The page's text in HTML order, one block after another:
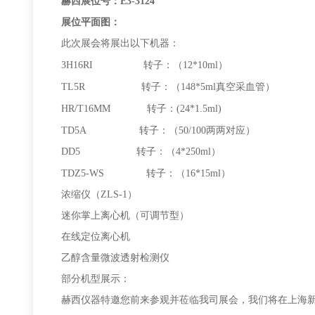
展位平面图：
此次展会将展出以下机器：
3H16RI 转子：（12*10ml）
TL5R 转子：（148*5ml真空采血管）
HR/T16MM 转子：(24*1.5ml)
TD5A
转子：（50/100两两对应）
DD5 转子：（4*250ml）
TDZ5-WS
转子：（16*15ml）
浓缩仪（ZLS-1）
迷你掌上离心机（可调节型）
在线定位离心机
乙醇含量微波透射检测仪
部分机型展示：
赫西仪器特邀您前来参观并莅临我司展会，我们将在上海